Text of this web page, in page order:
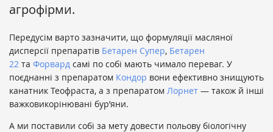
агрофірми.
Передусім варто зазначити, що формуляції масляної
дисперсії препаратів Бетарен Супер, Бетарен
22 та Форвард самі по собі мають чимало переваг. У
поєднанні з препаратом Кондор вони ефективно знищують
канатник Теофраста, а з препаратом Лорнет — також й інші
важковикорінювані бур’яни.
А ми поставили собі за мету довести польову біологічну